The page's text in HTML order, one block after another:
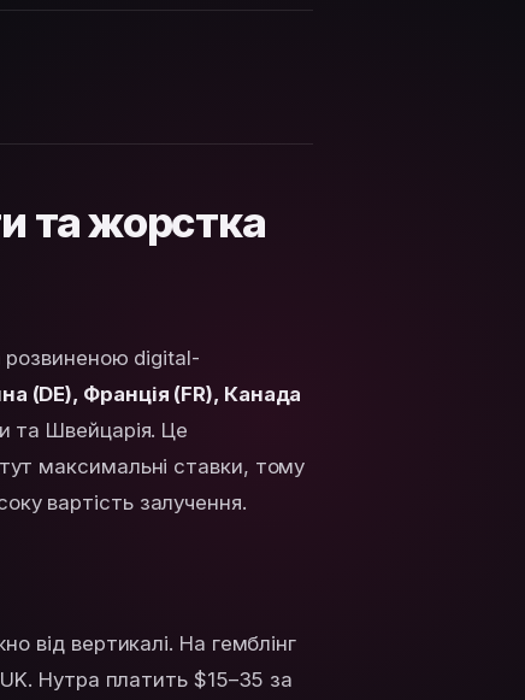
та жорстка
розвиненою digital-
(DE), Франція (FR), Канада
та Швейцарія. Це
максимальні ставки, тому
вартість залучення.
від вертикалі. На гемблінг
Нутра платить $15–35 за